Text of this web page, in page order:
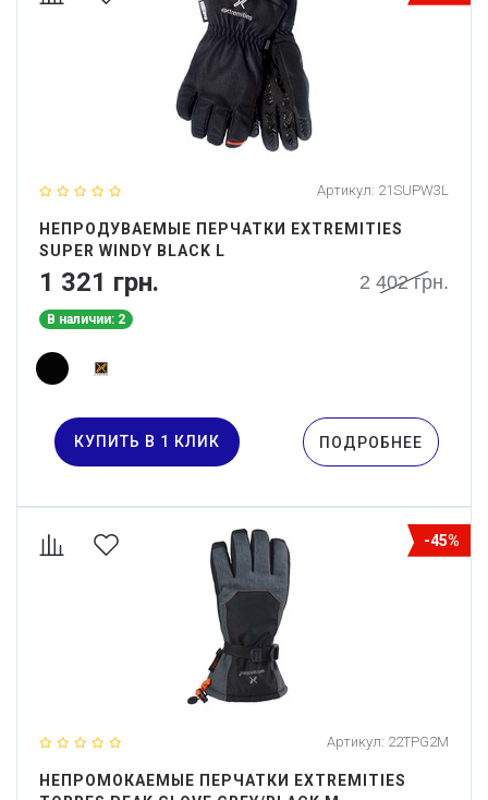
Артикул: 21SUPW3L
НЕПРОДУВАЕМЫЕ ПЕРЧАТКИ EXTREMITIES
SUPER WINDY BLACK L
1 321 грн. 2 402 грн.
В наличии: 2
КУПИТЬ В 1 КЛИК ПОДРОБНЕЕ
-45%
Артикул: 22TPG2M
НЕПРОМОКАЕМЫЕ ПЕРЧАТКИ EXTREMITIES